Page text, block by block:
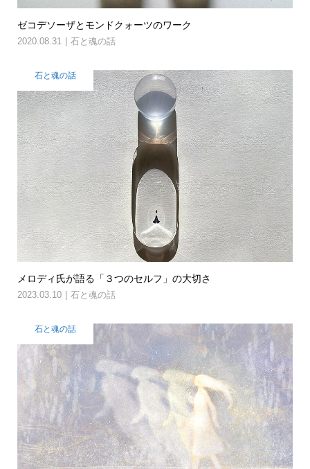
ゼコデソーザとモンドクォーツのワーク
2020.08.31 石と魂の話
石と魂の話
メロディ氏が語る「３つのセルフ」の大切さ
2023.03.10 石と魂の話
石と魂の話